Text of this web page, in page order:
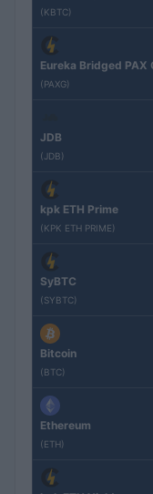
(KBTC)
Eureka Bridged PAX
(PAXG)
JDB
(JDB)
kpk ETH Prime
(KPK ETH PRIME)
SyBTC
(SYBTC)
Bitcoin
(BTC)
Ethereum
(ETH)